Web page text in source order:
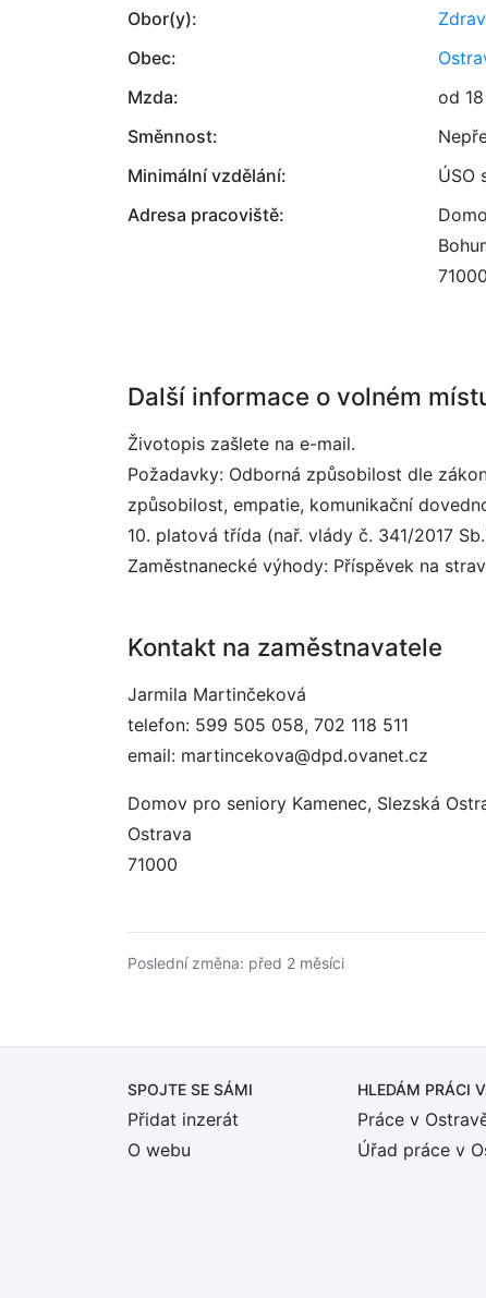
Obor(y):
Obec:
Mzda:
od
Směnnost:
Minimální vzdělání:
ÚSO
Adresa pracoviště:
71000
Další informace o volném
Životopis zašlete na e-mail.
Požadavky: Odborná způsobilost dle
způsobilost, empatie, komunikační
10. platová třída (nař. vlády č. 341/2017
Zaměstnanecké výhody: Příspěvek na
Kontakt na zaměstnavatele
Jarmila Martinčeková
telefon: 599 505 058, 702 118 511
email: martincekova@dpd.ovanet.cz
Domov pro seniory Kamenec, Slezská
Ostrava
71000
Poslední změna: před 2 měsíci
SPOJTE SE SÁMI
Přidat inzerát
O webu
HLEDÁM PRÁCI
Práce v
Úřad práce v